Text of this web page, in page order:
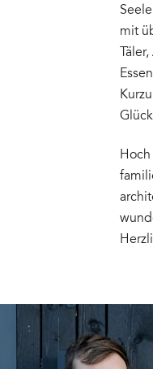
mit